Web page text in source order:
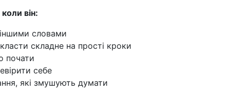
він:
словами
складне на прості кроки
почати
себе
які змушують думати